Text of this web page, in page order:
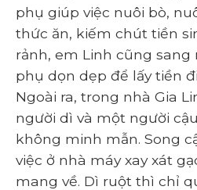
phụ giúp việc nuôi bò,
thức ăn, kiếm chút tiền
rảnh, em Linh cũng sang
phụ dọn dẹp để lấy tiền
Ngoài ra, trong nhà Gia
người dì và một người
không minh mẫn. Song
việc ở nhà máy xay xát
mang về. Dì ruột thì chỉ